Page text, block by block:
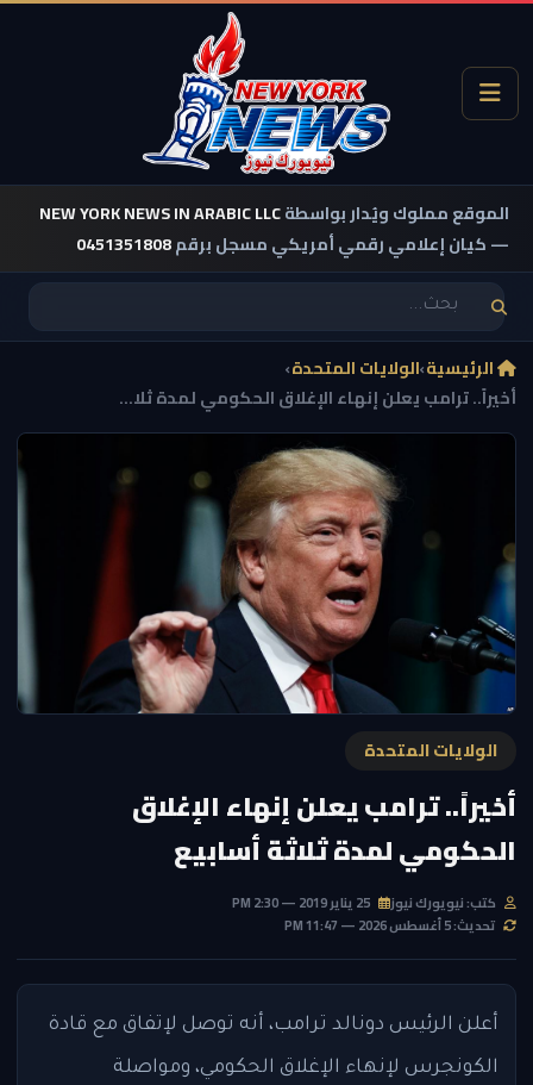
الموقع مملوك ويُدار بواسطةNEW YORK NEWS IN ARABIC LLC
— كيان إعلامي رقمي أمريكي مسجل برقم0451351808
الرئيسية›الولايات المتحدة›
أخيراً.. ترامب يعلن إنهاء الإغلاق الحكومي لمدة ثلا...
الولايات المتحدة
أخيراً.. ترامب يعلن إنهاء الإغلاق
الحكومي لمدة ثلاثة أسابيع
كتب: نيويورك نيوز
تحديث: 5 أغسطس 2026 — 11:47 PM
أعلن الرئيس دونالد ترامب، أنه توصل لإتفاق مع قادة
الكونجرس لإنهاء الإغلاق الحكومي، ومواصلة